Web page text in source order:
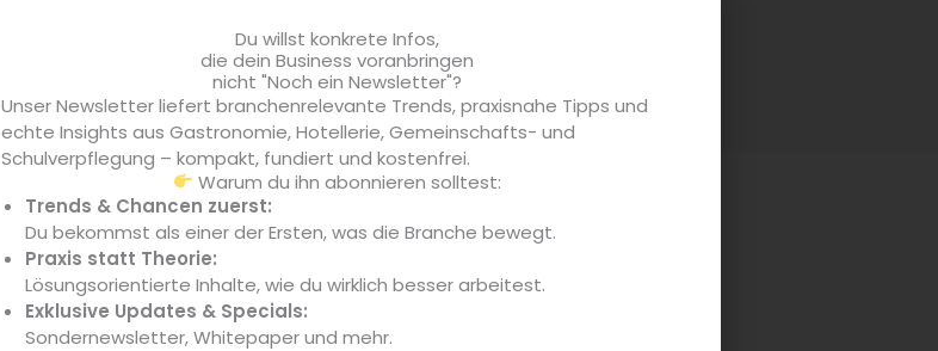
Jetzt Abo abschließen!
Du willst konkrete Infos,
die dein Business voranbringen
nicht "Noch ein Newsletter"?
Unser Newsletter liefert branchenrelevante Trends, praxisnahe Tipps und
echte Insights aus Gastronomie, Hotellerie, Gemeinschafts- und
Schulverpflegung – kompakt, fundiert und kostenfrei.
Warum du ihn abonnieren solltest:
Trends & Chancen zuerst:
Du bekommst als einer der Ersten, was die Branche bewegt.
Praxis statt Theorie:
Lösungsorientierte Inhalte, wie du wirklich besser arbeitest.
Exklusive Updates & Specials:
Sondernewsletter, Whitepaper und mehr.